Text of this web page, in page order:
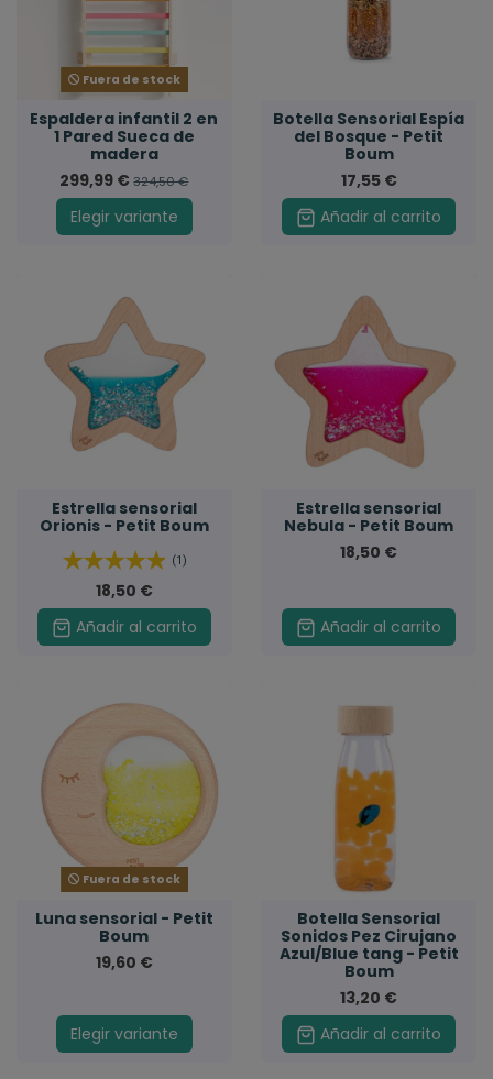
Fuera de stock
Espaldera infantil 2 en
1 Pared Sueca de
madera
299,99 €324,50 €
Elegir variante
Botella Sensorial Espía
del Bosque - Petit
Boum
17,55 €
Añadir al carrito
Estrella sensorial
Orionis - Petit Boum
(1)
18,50 €
Añadir al carrito
Estrella sensorial
Nebula - Petit Boum
18,50 €
Añadir al carrito
Fuera de stock
Luna sensorial - Petit
Boum
19,60 €
Elegir variante
Botella Sensorial
Sonidos Pez Cirujano
Azul/Blue tang - Petit
Boum
13,20 €
Añadir al carrito